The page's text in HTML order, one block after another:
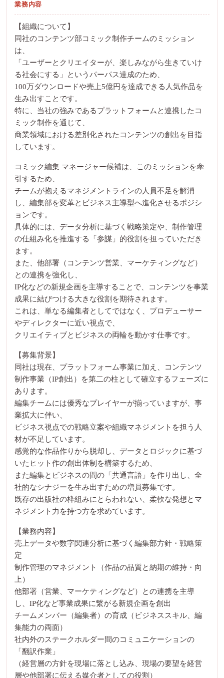
業務内容
【組織について】
同社のコンテンツ部コミック制作チームのミッション
は、
「ユーザーとクリエイターが、楽しみながら生きていけ
る社会にする」というパーパス達成のため、
100万ダウンロードや売上5億円を達成できる人気作品を
生み出すことです。
特に、当社の強みであるプラットフォームと連携したコ
ミック制作を通じて、
商業領域における差別化されたコンテンツの創出を目指
しています。
コミック編集 マネージャー候補は、このミッションを牽
引するため、
チームが抱えるマネジメントラインの人員不足を解消
し、編集部を変革とビジネス主導型へ進化させるポジシ
ョンです。
具体的には、データ分析に基づく戦略策定や、制作管理
の仕組み化を推進する「参謀」的役割を担っていただき
ます。
また、他部署（コンテンツ営業、マーケティングなど）
との連携を強化し、
IP化などの新規企画を主導することで、コンテンツを事業
成果に結びつける大きな役割を期待されます。
これは、単なる編集者としてではなく、プロデューサー
やディレクターに近い視点で、
クリエイティブとビジネスの両輪を動かす仕事です。
【募集背景】
同社は現在、プラットフォーム事業に加え、コンテンツ
制作事業（IP創出）を第二の柱として確立するフェーズに
あります。
編集チームには優秀なプレイヤーが揃っていますが、事
業拡大に伴い、
ビジネス視点での戦略立案や組織マネジメントを担う人
材が不足しています。
感覚的な作品作りから脱却し、データとロジックに基づ
いたヒット作の創出体制を構築するため、
また編集とビジネスの間の「共通言語」を作り出し、全
社的なシナジーを生み出すための増員募集です。
既存の出版社の枠組みにとらわれない、柔軟な発想とマ
ネジメント力を持つ方を求めています。
【業務内容】
売上データや数字関連分析に基づく編集部方針・戦略策
定
制作管理のマネジメント（作品の品質と納期の維持・向
上）
他部署（営業、マーケティングなど）との連携を主導
し、IP化など事業成果に繋がる新規企画を創出
チームメンバー（編集者）の育成（ビジネススキル、編
集能力の両面）
社内外のステークホルダー間のコミュニケーションの
「翻訳作業」
（経営層の方針を現場に落とし込み、現場の要望を経営
層や他部署に伝える媒介者としての役割）